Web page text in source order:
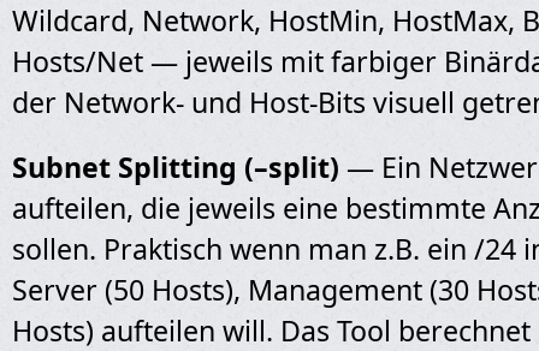
Wildcard, Network, HostMin, HostMax,
Hosts/Net — jeweils mit farbiger
der Network- und Host-Bits visuell
Subnet Splitting (–split) — Ein
aufteilen, die jeweils eine bestimmte
sollen. Praktisch wenn man z.B. ein /24
Server (50 Hosts), Management (30
Hosts) aufteilen will. Das Tool